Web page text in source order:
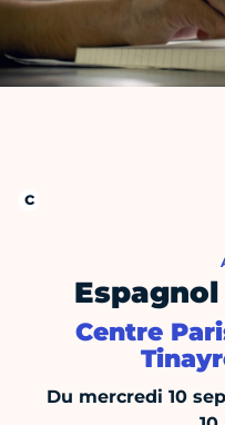
Centre
Du mercredi 10